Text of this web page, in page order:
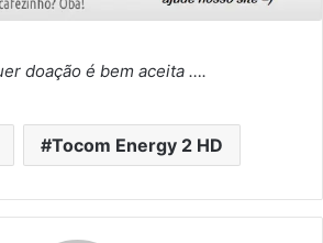
doação é bem aceita ….
Tocom Energy 2 HD